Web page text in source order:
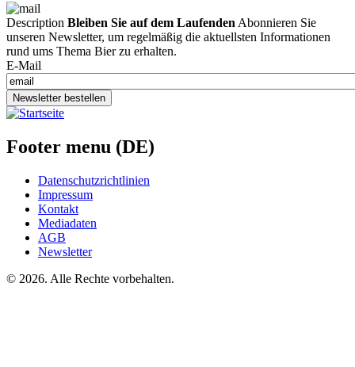
Description Bleiben Sie auf dem Laufenden Abonnieren Sie
unseren Newsletter, um regelmäßig die aktuellsten Informationen
rund ums Thema Bier zu erhalten.
E-Mail
Newsletter bestellen
Footer menu (DE)
Datenschutzrichtlinien
Impressum
Kontakt
Mediadaten
AGB
Newsletter
© 2026. Alle Rechte vorbehalten.